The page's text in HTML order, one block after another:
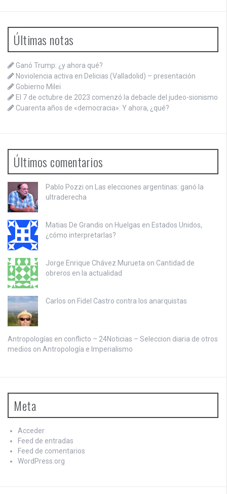
Últimas notas
Ganó Trump: ¿y ahora qué?
Noviolencia activa en Delicias (Valladolid) – presentación
Gobierno Milei
El 7 de octubre de 2023 comenzó la debacle del judeo-sionismo
Cuarenta años de «democracia»: Y ahora, ¿qué?
Últimos comentarios
Pablo Pozzi on
Las elecciones argentinas: ganó la
ultraderecha
Matias De Grandis on Huelgas en Estados Unidos,
¿cómo interpretarlas?
Jorge Enrique Chávez Murueta on Cantidad de
obreros en la actualidad
Carlos on Fidel Castro contra los anarquistas
Antropologías en conflicto – 24Noticias – Seleccion diaria de otros
medios on Antropología e Imperialismo
Meta
Acceder
Feed de entradas
Feed de comentarios
WordPress.org